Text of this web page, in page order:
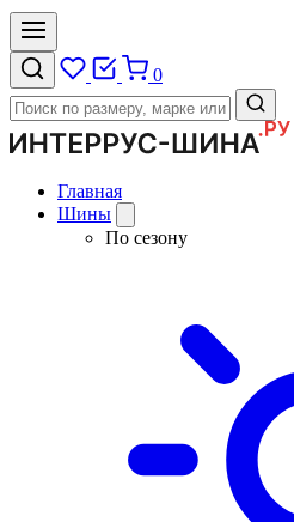
0
Главная
Шины
По сезону